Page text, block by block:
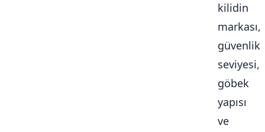
kilidin
markası,
güvenlik
seviyesi,
göbek
yapısı
ve